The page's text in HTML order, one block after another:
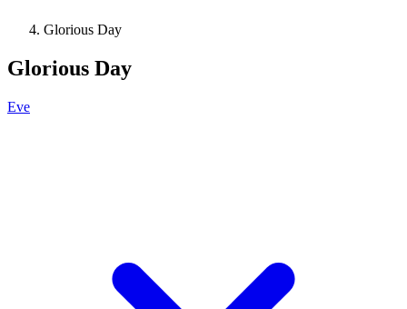
Glorious Day
Glorious Day
Eve